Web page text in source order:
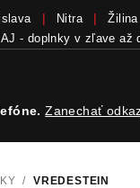
Nitra Žilina
- doplnky v zľave až
Zanechať
/ VREDESTEIN